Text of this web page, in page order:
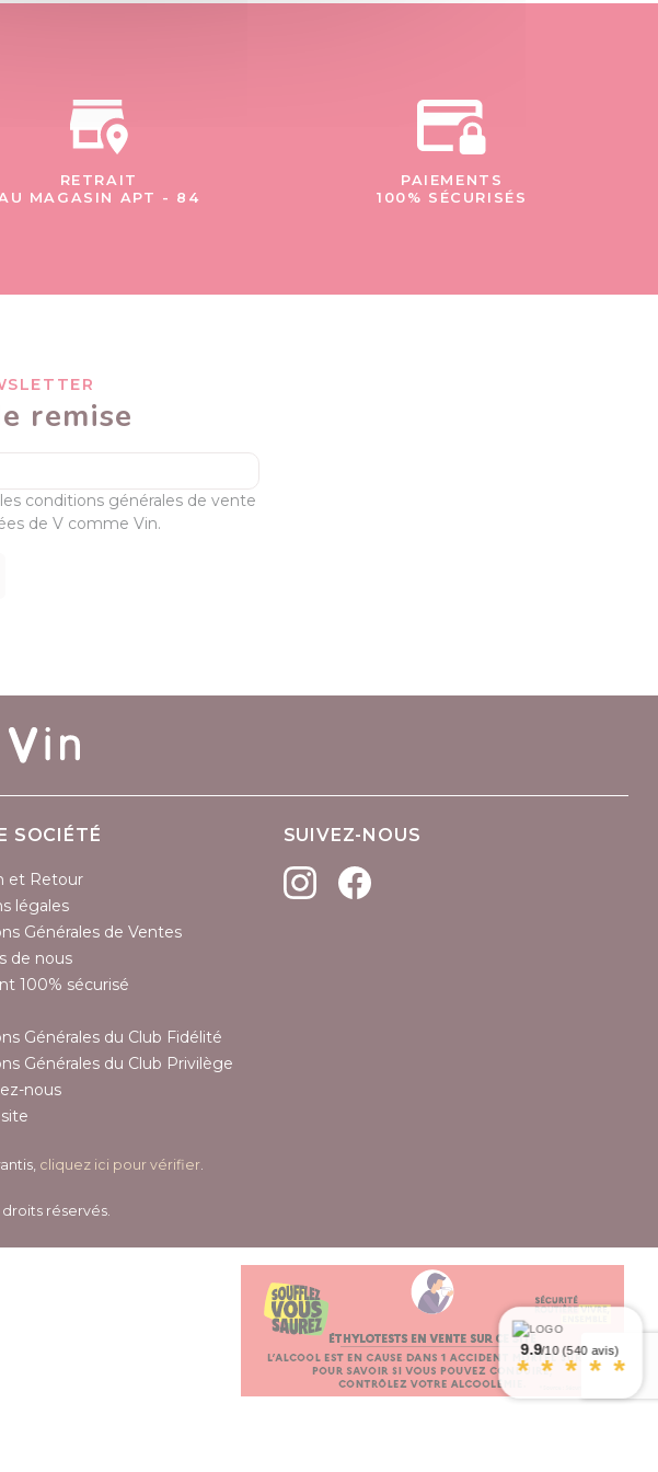
RETRAIT
MAGASIN APT - 84
PAIEMENTS
100% SÉCURISÉS
remise
conditions générales de vente
de V comme Vin.
SOCIÉTÉ
et Retour
légales
Générales de Ventes
de nous
100% sécurisé
Générales du Club Fidélité
Générales du Club Privilège
nous
SUIVEZ-NOUS
cliquez ici pour vérifier.
réservés.
9.9/10 (540 avis)
* * * * *